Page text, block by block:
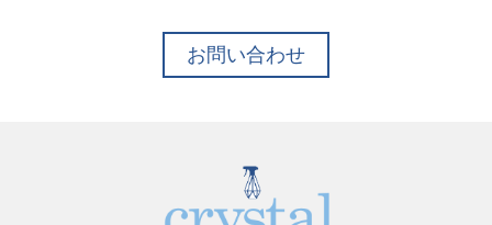
お問い合わせ